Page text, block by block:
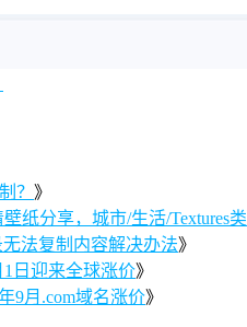
？ 》
壁纸分享，城市/生活/Textures类
法复制内容解决办法》
1日迎来全球涨价》
9月.com域名涨价》